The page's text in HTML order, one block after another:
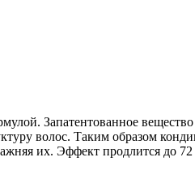
Запатентованное
волос. Таким образом
их. Эффект продлится до